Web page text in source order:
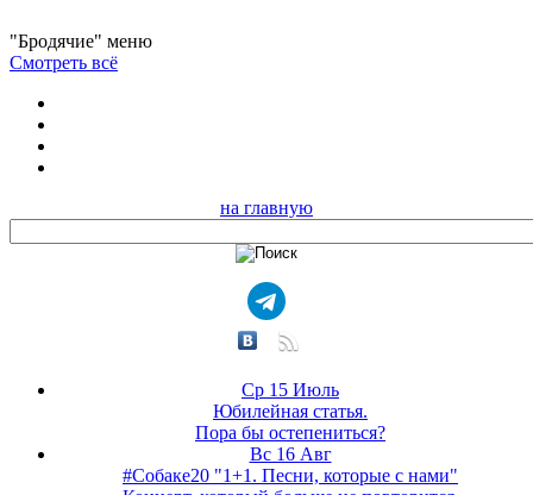
"Бродячие" меню
Смотреть всё
на главную
Ср 15 Июль
Юбилейная статья.
Пора бы остепениться?
Вс 16 Авг
#Собаке20 "1+1. Песни, которые с нами"